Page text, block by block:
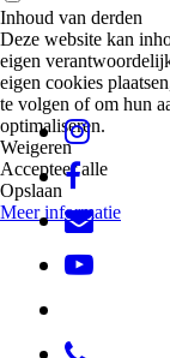
Inhoud van derden
Deze website kan
eigen
eigen cookies
te volgen of om hun
optimaliseren.
Weigeren
Accepteer alle
Opslaan
Meer informatie